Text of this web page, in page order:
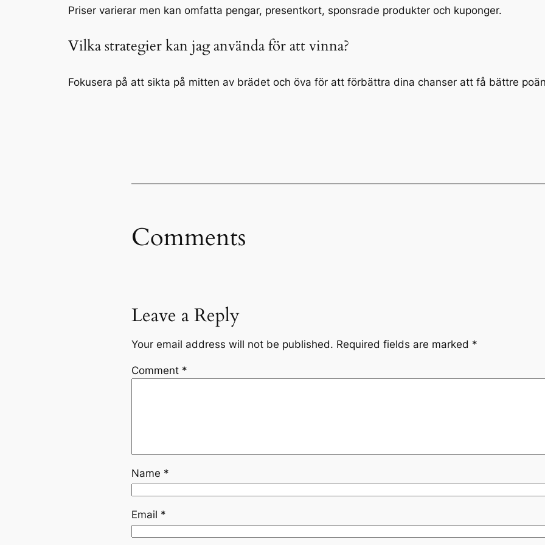
Priser varierar men kan omfatta pengar, presentkort, sponsrade produkter och kuponger.
Vilka strategier kan jag använda för att vinna?
Fokusera på att sikta på mitten av brädet och öva för att förbättra dina chanser att få bättre
Comments
Leave a Reply
Your email address will not be published. Required fields are marked *
Comment *
Name *
Email *